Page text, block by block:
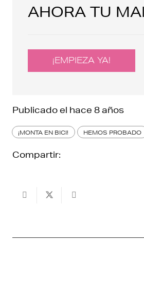
AHORA TU
¡EMPIEZA YA!
Publicado el hace 8 años
¡MONTA EN BICI! HEMOS PROBADO
Compartir: